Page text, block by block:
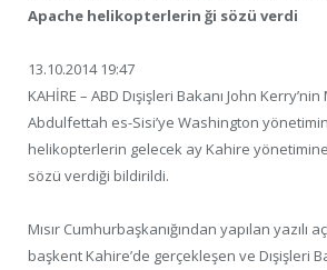
Apache helikopterlerin ği sözü verdi
13.10.2014 19:47
KAHİRE – ABD Dışişleri Bakanı John
Abdulfettah es-Sisi’ye Washington
helikopterlerin gelecek ay Kahire
sözü verdiği bildirildi.
Mısır Cumhurbaşkanığından yapılan yazılı
başkent Kahire’de gerçekleşen ve Dışişleri